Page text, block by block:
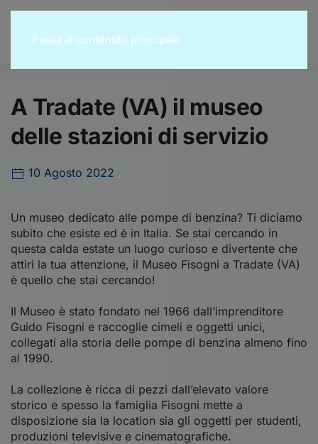
Passa al contenuto principale
A Tradate (VA) il museo
delle stazioni di servizio
10 Agosto 2022
Un museo dedicato alle pompe di benzina? Ti diciamo
subito che esiste ed è in Italia. Se stai cercando in
questa calda estate un luogo curioso e divertente che
attiri la tua attenzione, il Museo Fisogni a Tradate (VA)
è quello che stai cercando!
Il Museo è stato fondato nel 1966 dall’imprenditore
Guido Fisogni e raccoglie cimeli e oggetti unici,
collegati alla storia delle pompe di benzina almeno fino
al 1990.
La collezione è ricca di pezzi dall’elevato valore
storico e spesso la famiglia Fisogni mette a
disposizione sia la location sia gli oggetti per studenti,
produzioni televisive e cinematografiche.